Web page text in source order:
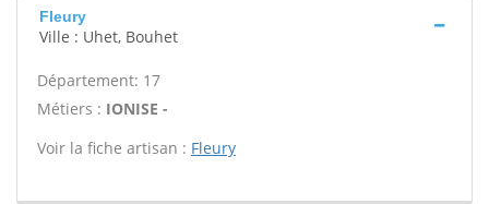
Fleury
Ville : Uhet, Bouhet
Département: 17
Métiers : IONISE -
Voir la fiche artisan : Fleury